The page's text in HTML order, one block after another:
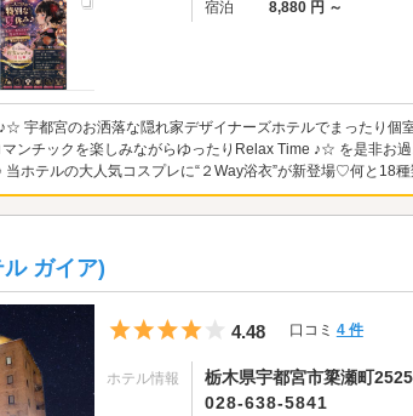
宿泊
8,880 円 ～
宇都宮のお洒落な隠れ家デザイナーズホテルでまったり
ンチックを楽しみながらゆったりRelax Time ♪☆ を是非お
ホテルの大人気コスプレに“２Way浴衣”が新登場♡何と18種
ガイア)
5つ星のうち4
4.48 口コミ 4 件
ホテル情報
栃木県宇都宮市簗瀬町
028-638-5841